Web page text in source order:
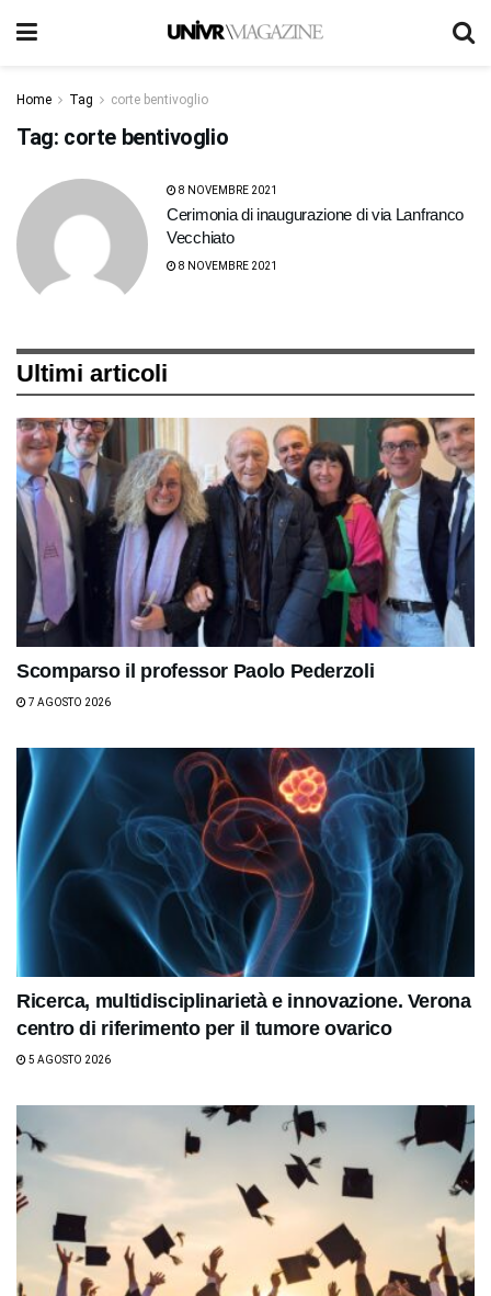
Home Tag corte bentivoglio
Tag: corte bentivoglio
8 NOVEMBRE 2021
Cerimonia di inaugurazione di via Lanfranco
Vecchiato
8 NOVEMBRE 2021
Ultimi articoli
Scomparso il professor Paolo Pederzoli
7 AGOSTO 2026
Ricerca, multidisciplinarietà e innovazione. Verona
centro di riferimento per il tumore ovarico
5 AGOSTO 2026